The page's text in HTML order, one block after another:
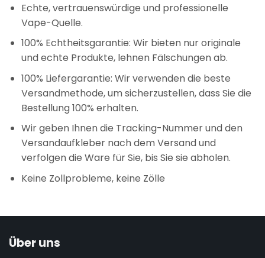
Echte, vertrauenswürdige und professionelle
Vape-Quelle.
100% Echtheitsgarantie: Wir bieten nur originale
und echte Produkte, lehnen Fälschungen ab.
100% Liefergarantie: Wir verwenden die beste
Versandmethode, um sicherzustellen, dass Sie die
Bestellung 100% erhalten.
Wir geben Ihnen die Tracking-Nummer und den
Versandaufkleber nach dem Versand und
verfolgen die Ware für Sie, bis Sie sie abholen.
Keine Zollprobleme, keine Zölle
Über uns